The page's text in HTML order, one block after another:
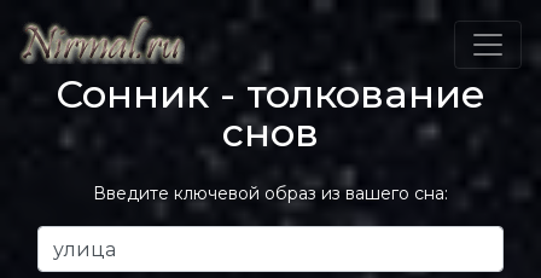
Сонник - толкование
снов
Введите ключевой образ из вашего сна: